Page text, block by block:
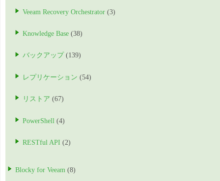
Veeam Recovery Orchestrator (3)
Knowledge Base (38)
バックアップ (139)
レプリケーション (54)
リストア (67)
PowerShell (4)
RESTful API (2)
Blocky for Veeam (8)